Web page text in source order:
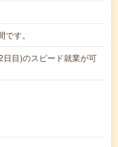
す。
目)のスピード就業が可